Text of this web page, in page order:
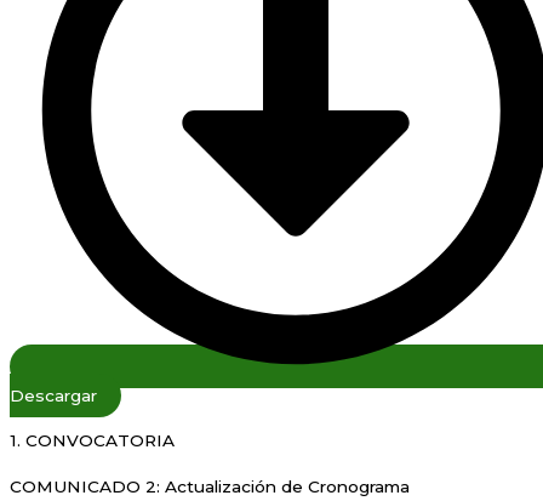
Descargar
1. CONVOCATORIA
COMUNICADO 2: Actualización de Cronograma